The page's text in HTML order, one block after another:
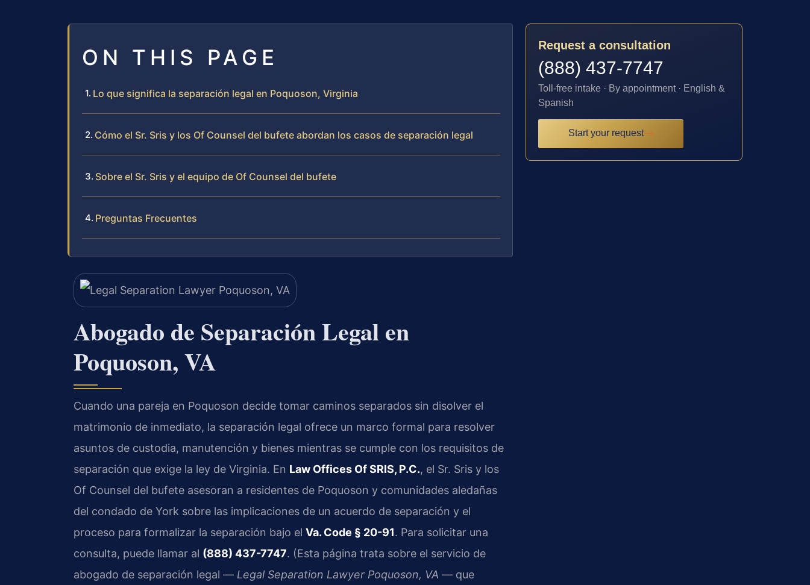
ON THIS PAGE
Lo que significa la separación legal en Poquoson, Virginia
Cómo el Sr. Sris y los Of Counsel del bufete abordan los casos de separación legal
Sobre el Sr. Sris y el equipo de Of Counsel del bufete
Preguntas Frecuentes
Abogado de Separación Legal en
Poquoson, VA
Cuando una pareja en Poquoson decide tomar caminos separados sin disolver el
matrimonio de inmediato, la separación legal ofrece un marco formal para resolver
asuntos de custodia, manutención y bienes mientras se cumple con los requisitos de
separación que exige la ley de Virginia. En Law Offices Of SRIS, P.C., el Sr. Sris y los
Of Counsel del bufete asesoran a residentes de Poquoson y comunidades aledañas
del condado de York sobre las implicaciones de un acuerdo de separación y el
proceso para formalizar la separación bajo el Va. Code § 20-91. Para solicitar una
consulta, puede llamar al (888) 437-7747. (Esta página trata sobre el servicio de
abogado de separación legal — Legal Separation Lawyer Poquoson, VA — que
Request a consultation
(888) 437-7747
Toll-free intake · By appointment · English &
Spanish
Start your request